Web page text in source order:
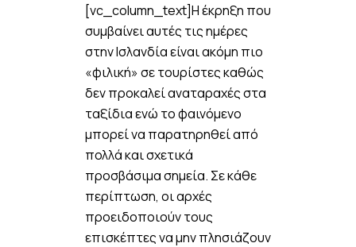
[vc_column_text]Η έκρηξη που
συμβαίνει αυτές τις ημέρες
στην Ισλανδία είναι ακόμη πιο
«φιλική» σε τουρίστες καθώς
δεν προκαλεί αναταραχές στα
ταξίδια ενώ το φαινόμενο
μπορεί να παρατηρηθεί από
πολλά και σχετικά
προσβάσιμα σημεία. Σε κάθε
περίπτωση, οι αρχές
προειδοποιούν τους
επισκέπτες να μην πλησιάζουν